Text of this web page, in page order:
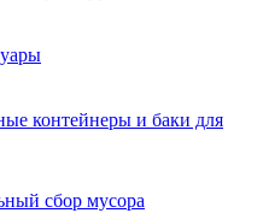
контейнеры и баки для
сбор мусора